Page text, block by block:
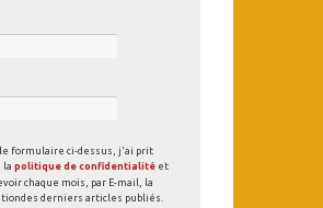
formulaire ci-dessus, j'ai prit
la politique de confidentialité et
chaque mois, par E-mail, la
derniers articles publiés.